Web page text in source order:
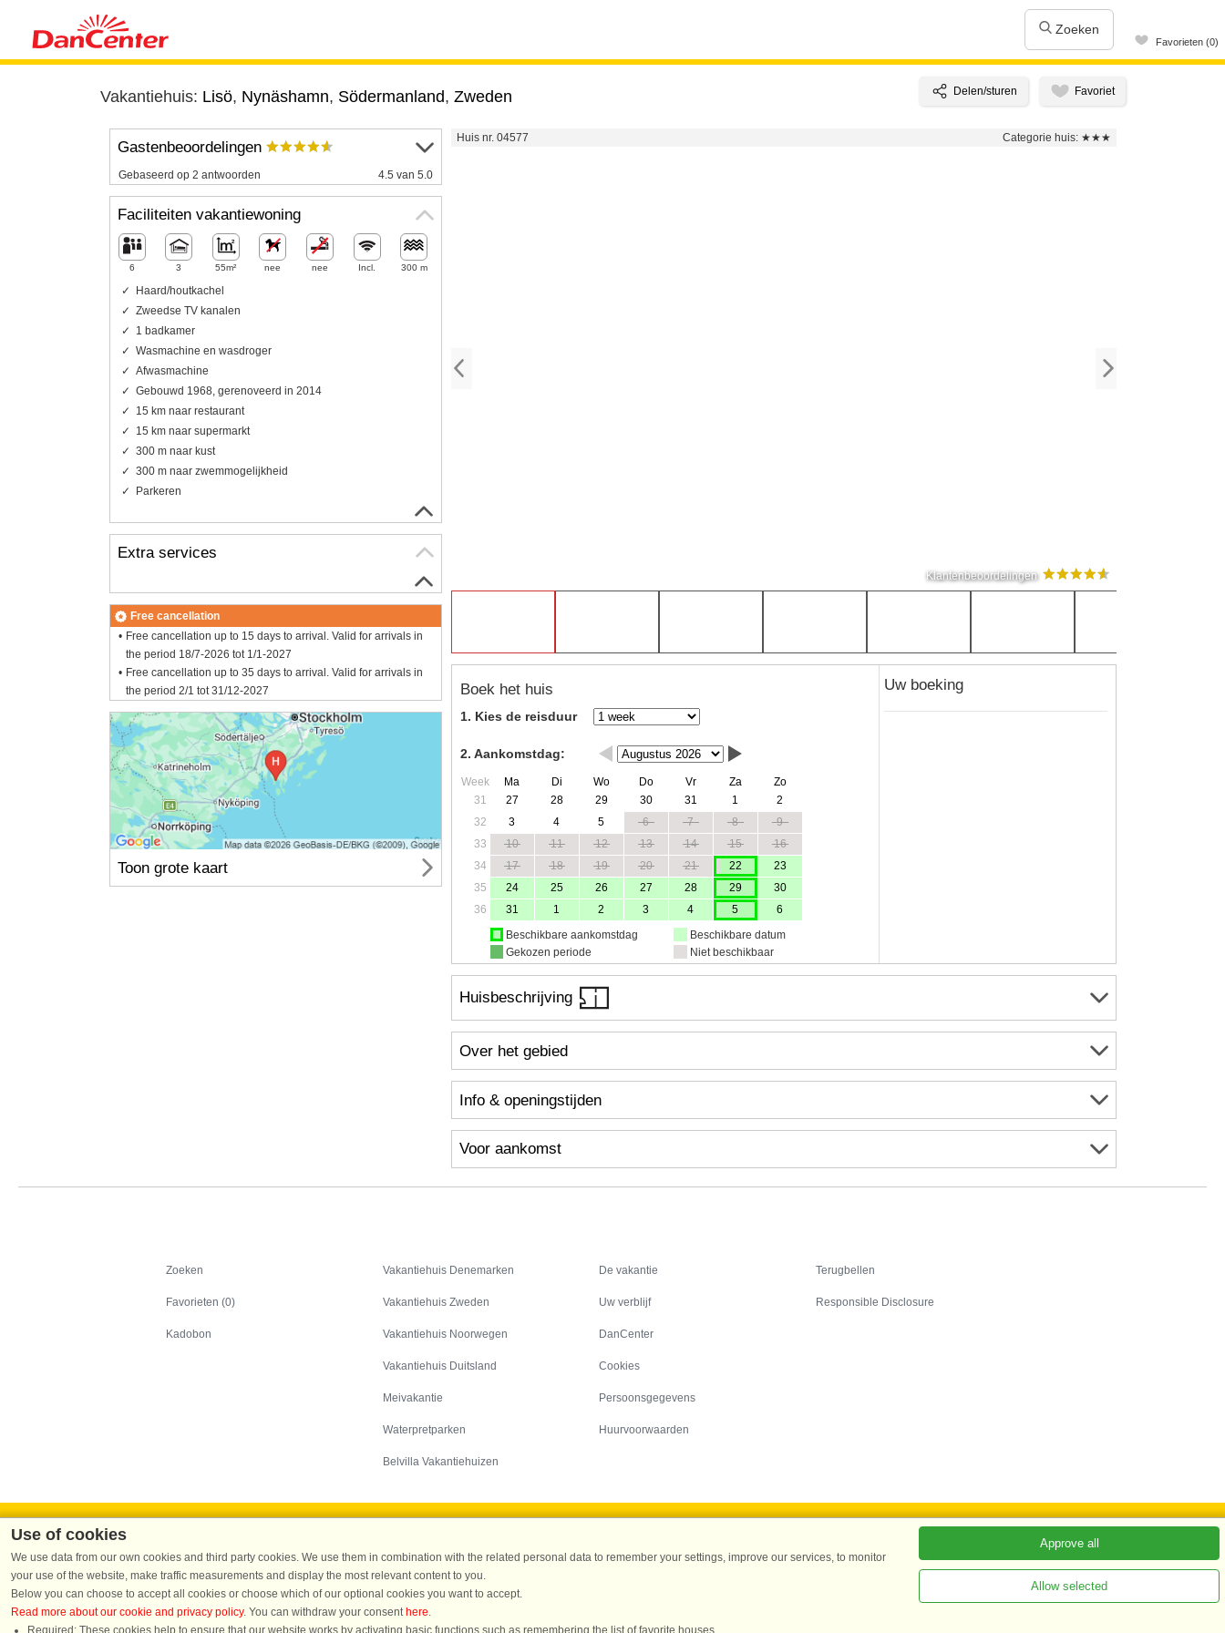
Zoeken
Favorieten (0)
Vakantiehuis: Lisö, Nynäshamn, Södermanland, Zweden
Huis nr. 04577 Categorie huis: ★★★
Klantenbeoordelingen
Boek het huis
1. Kies de reisduur
2. Aankomstdag:
Week Ma Di Wo Do Vr Za
Zo
31
27 28 29 30 31 1
2
32
3 4 5 6 7 8
9
33
10 11 12 13 14 15
16
34
17 18 19 20 21 22
23
35
24 25 26 27 28 29
30
36
31 1 2 3 4 5
6
Beschikbare aankomstdag
Gekozen periode
Beschikbare datum
Niet beschikbaar
Uw boeking
Huisbeschrijving
Over het gebied
Info & openingstijden
Voor aankomst
Gastenbeoordelingen
Gebaseerd op 2 antwoorden 4.5 van 5.0
Faciliteiten vakantiewoning
6 3 55m² nee nee Incl. 300 m
Haard/houtkachel
Zweedse TV kanalen
1 badkamer
Wasmachine en wasdroger
Afwasmachine
Gebouwd 1968, gerenoveerd in 2014
15 km naar restaurant
15 km naar supermarkt
300 m naar kust
300 m naar zwemmogelijkheid
Parkeren
Extra services
Free cancellation
Free cancellation up to 15 days to arrival. Valid for arrivals in
the period 18/7-2026 tot 1/1-2027
Free cancellation up to 35 days to arrival. Valid for arrivals in
the period 2/1 tot 31/12-2027
Toon grote kaart
Zoeken
Favorieten (0)
Kadobon
Vakantiehuis Denemarken
Vakantiehuis Zweden
Vakantiehuis Noorwegen
Vakantiehuis Duitsland
Meivakantie
Waterpretparken
Belvilla Vakantiehuizen
De vakantie
Uw verblijf
DanCenter
Cookies
Persoonsgegevens
Huurvoorwaarden
Terugbellen
Responsible Disclosure
Tel.: +45 70 13 00 00 - Fax.: +45 70 13 70 70 - CVR: 67324013
Danske Bank Copenhagen - IBAN: DK35 3000 4073 0424 53 - BIC/Swift Code : DABADKKK
Use of cookies
We use data from our own cookies and third party cookies. We use them in combination with the related personal data to remember your settings, improve our services, to monitor
your use of the website, make traffic measurements and display the most relevant content to you.
Below you can choose to accept all cookies or choose which of our optional cookies you want to accept.
Read more about our cookie and privacy policy. You can withdraw your consent here.
Required: These cookies help to ensure that our website works by activating basic functions such as remembering the list of favorite houses.
Approve all
Allow selected